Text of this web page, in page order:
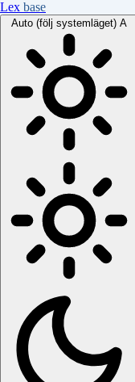
Lex base
Auto (följ systemläget) A